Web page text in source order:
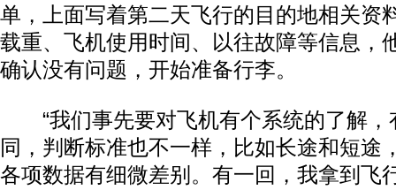
单，上面写着第二天飞行的目的地相关资
载重、飞机使用时间、以往故障等信息，
确认没有问题，开始准备行李。
“我们事先要对飞机有个系统的了解，
同，判断标准也不一样，比如长途和短途
各项数据有细微差别。有一回，我拿到飞